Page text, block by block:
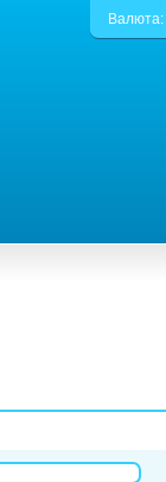
Валюта: